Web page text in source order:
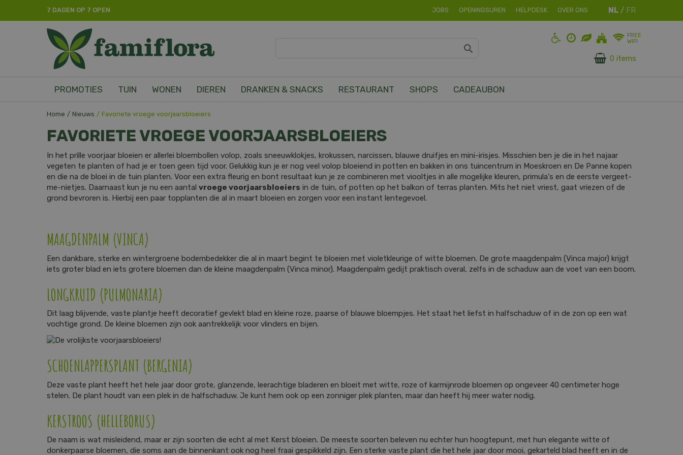
Home Nieuws Favoriete vroege voorjaarsbloeiers
7 DAGEN OP 7 OPEN JOBS OPENINGSUREN HELPDESK OVER ONS
FREE
WIFI
0 items
PROMOTIES TUIN WONEN DIEREN DRANKEN & SNACKS RESTAURANT SHOPS CADEAUBON
FAVORIETE VROEGE VOORJAARSBLOEIERS
In het prille voorjaar bloeien er allerlei bloembollen volop, zoals sneeuwklokjes, krokussen, narcissen, blauwe druifjes en mini-irisjes. Misschien ben je die in het najaar
vegeten te planten of had je er toen geen tijd voor. Gelukkig kun je er nog veel volop bloeiend in potten en bakken in ons tuincentrum in Moeskroen en De Panne kopen
en die na de bloei in de tuin planten. Voor een extra fleurig en bont resultaat kun je ze combineren met viooltjes in alle mogelijke kleuren, primula's en de eerste vergeet-
me-nietjes. Daarnaast kun je nu een aantal vroege voorjaarsbloeiers in de tuin, of potten op het balkon of terras planten. Mits het niet vriest, gaat vriezen of de
grond bevroren is. Hierbij een paar topplanten die al in maart bloeien en zorgen voor een instant lentegevoel.
MAAGDENPALM (VINCA)
Een dankbare, sterke en wintergroene bodembedekker die al in maart begint te bloeien met violetkleurige of witte bloemen. De grote maagdenpalm (Vinca major) krijgt
iets groter blad en iets grotere bloemen dan de kleine maagdenpalm (Vinca minor). Maagdenpalm gedijt praktisch overal, zelfs in de schaduw aan de voet van een boom.
LONGKRUID (PULMONARIA)
Dit laag blijvende, vaste plantje heeft decoratief gevlekt blad en kleine roze, paarse of blauwe bloempjes. Het staat het liefst in halfschaduw of in de zon op een wat
vochtige grond. De kleine bloemen zijn ook aantrekkelijk voor vlinders en bijen.
SCHOENLAPPERSPLANT (BERGENIA)
Deze vaste plant heeft het hele jaar door grote, glanzende, leerachtige bladeren en bloeit met witte, roze of karmijnrode bloemen op ongeveer 40 centimeter hoge
stelen. De plant houdt van een plek in de halfschaduw. Je kunt hem ook op een zonniger plek planten, maar dan heeft hij meer water nodig.
KERSTROOS (HELLEBORUS)
De naam is wat misleidend, maar er zijn soorten die echt al met Kerst bloeien. De meeste soorten beleven nu echter hun hoogtepunt, met hun elegante witte of
donkerpaarse bloemen, die soms aan de binnenkant ook nog heel fraai gespikkeld zijn. Een sterke vaste plant die het hele jaar door mooi, gekarteld blad heeft en in de